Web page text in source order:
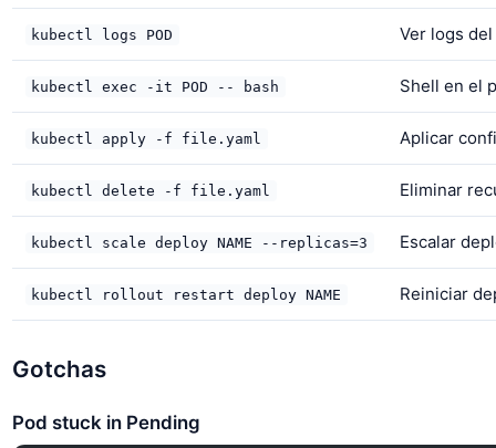
kubectl logs POD Ver logs
kubectl exec -it POD -- bash Shell en el
kubectl apply -f file.yaml Aplicar
kubectl delete -f file.yaml Eliminar
kubectl scale deploy NAME --replicas=3 Escalar
kubectl rollout restart deploy NAME Reiniciar
Gotchas
Pod stuck in Pending